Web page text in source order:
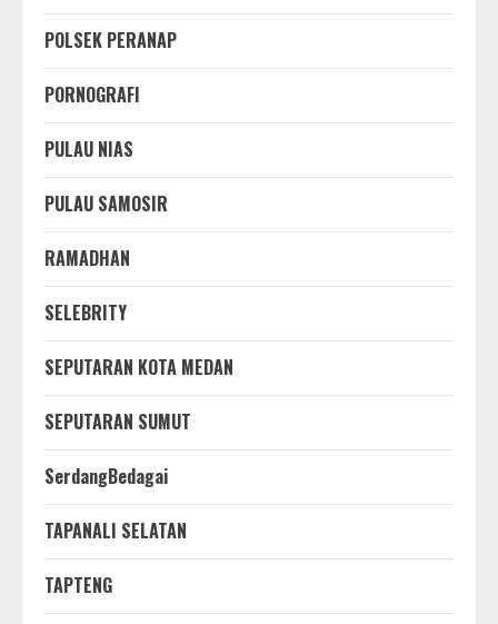
POLSEK PERANAP
PORNOGRAFI
PULAU NIAS
PULAU SAMOSIR
RAMADHAN
SELEBRITY
SEPUTARAN KOTA MEDAN
SEPUTARAN SUMUT
SerdangBedagai
TAPANALI SELATAN
TAPTENG